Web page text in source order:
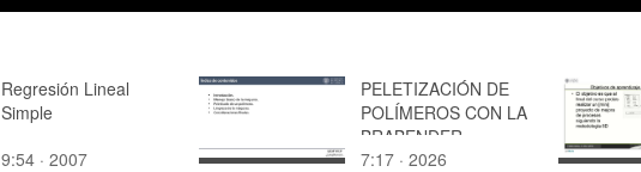
Regresión Lineal
Simple
9:54 · 2007
PELETIZACIÓN DE
POLÍMEROS CON LA
BRABENDER
7:17 · 2026